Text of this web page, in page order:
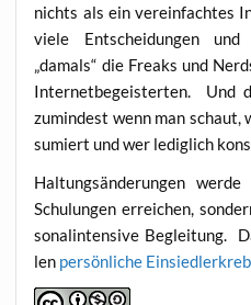
nichts als ein ver­ein­fach­tes
vie­le Ent­schei­dun­gen
„damals“ die Freaks und
Inter­net­be­geis­ter­ten. Und
zumin­dest wenn man
sumiert und wer ledig­lich
Hal­tungs­än­de­run­gen
Schu­lun­gen errei­chen,
so­nal­in­ten­si­ve Beglei­tung.
len per­sön­li­che